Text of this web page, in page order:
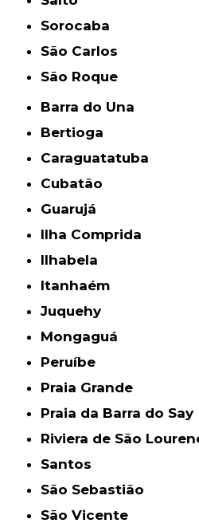
Sorocaba
São Carlos
São Roque
Barra do Una
Bertioga
Caraguatatuba
Cubatão
Guarujá
Ilha Comprida
Ilhabela
Itanhaém
Juquehy
Mongaguá
Peruíbe
Praia Grande
Praia da Barra do Say
Riviera de São
Santos
São Sebastião
São Vicente